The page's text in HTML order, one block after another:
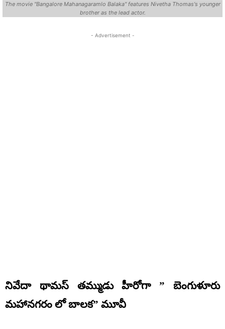
The movie "Bangalore Mahanagaramlo Balaka" features Nivetha Thomas's younger
brother as the lead actor.
- Advertisement -
నివేదా థామస్ తమ్ముడు హీరోగా ” బెంగుళూరు
మహానగరం లో బాలక” మూవీ